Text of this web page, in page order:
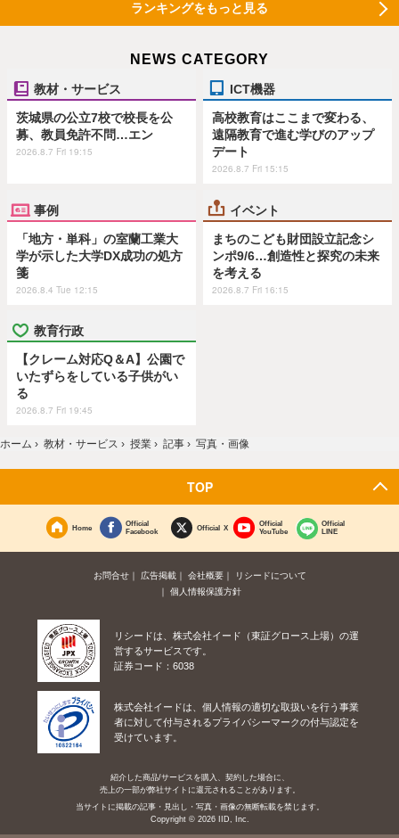
ランキングをもっと見る
NEWS CATEGORY
教材・サービス
茨城県の公立7校で校長を公
募、教員免許不問…エン
2026.8.7 Fri 19:15
ICT機器
高校教育はここまで変わる、
遠隔教育で進む学びのアップ
デート
2026.8.7 Fri 15:15
事例
「地方・単科」の室蘭工業大
学が示した大学DX成功の処方
箋
2026.8.4 Tue 12:15
イベント
まちのこども財団設立記念シ
ンポ9/6…創造性と探究の未来
を考える
2026.8.7 Fri 16:15
教育行政
【クレーム対応Q＆A】公園で
いたずらをしている子供がい
る
2026.8.7 Fri 19:45
ホーム › 教材・サービス › 授業 › 記事 › 写真・画像
TOP
Home
Official
Facebook
Official X
Official
YouTube
Official
LINE
お問合せ 広告掲載 会社概要
リシードについて
個人情報保護方針
リシードは、株式会社イード（東証グロース上場）の運
営するサービスです。
証券コード：6038
株式会社イードは、個人情報の適切な取扱いを行う事業
者に対して付与されるプライバシーマークの付与認定を
受けています。
紹介した商品/サービスを購入、契約した場合に、
売上の一部が弊社サイトに還元されることがあります。
当サイトに掲載の記事・見出し・写真・画像の無断転載を禁じます。
Copyright © 2026 IID, Inc.